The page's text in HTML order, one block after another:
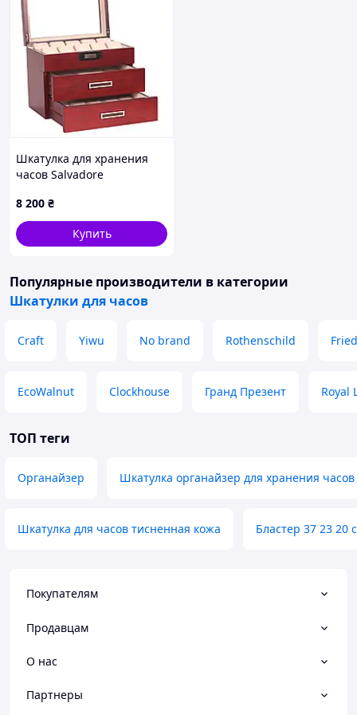
Шкатулка для хранения
часов Salvadore
бежевый, 8824E44E0
8 200 ₴
Купить
Популярные производители в категории
Шкатулки для часов
Craft Yiwu No brand Rothenschild
EcoWalnut Clockhouse Гранд Презент Royal
ТОП теги
Органайзер Шкатулка органайзер для хранения часов
Шкатулка для часов тисненная кожа Бластер 37 23 20
Покупателям
Продавцам
О нас
Партнеры